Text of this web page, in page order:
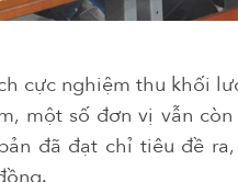
cực nghiệm thu khối
một số đơn vị vẫn
đã đạt chỉ tiêu đề